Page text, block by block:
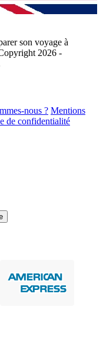
son voyage à
2026 -
nous ? Mentions
de confidentialité